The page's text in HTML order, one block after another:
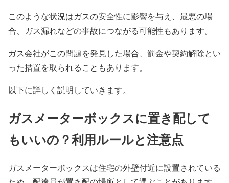
このような状況はガスの安全性に影響を与え、最悪の場
合、ガス漏れなどの事故につながる可能性もあります。
ガス会社がこの問題を発見した場合、罰金や契約解除とい
った措置を取られることもあります。
以下に詳しく説明していきます。
ガスメーターボックスに置き配して
もいいの？利用ルールと注意点
ガスメーターボックスは住宅の外壁付近に設置されている